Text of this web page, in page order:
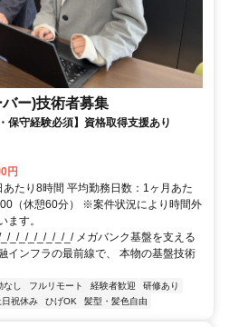
ー)技術者募集
保守経験必須】資格取得支援あり
円
たり8時間 平均勤務日数：1ヶ月あた
（休憩60分） ※案件状況により時間外
ます。
_/_/_/_/_/_/_/ メガバンク基盤を支える
インフラの最前線で、 本物の基盤技術
し フルリモート 経験者歓迎
研修あり
日祝休み ひげOK 髪型・髪色自由